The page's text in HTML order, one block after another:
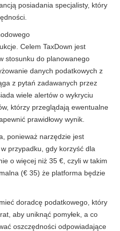
posiadania specjalisty, który
Celem TaxDown jest
stosunku do planowanego
danych podatkowych z
z pytań zadawanych przez
wiele alertów o wykryciu
którzy przeglądają ewentualne
prawidłowy wynik.
ponieważ narzędzie jest
przypadku, gdy korzyść dla
o więcej niż 35 €, czyli w takim
(€ 35) że platforma będzie
doradcę podatkowego, który
aby uniknąć pomyłek, a co
oszczędności odpowiadające